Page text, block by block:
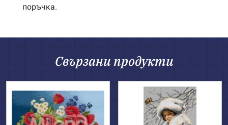
поръчка.
Свързани продукти